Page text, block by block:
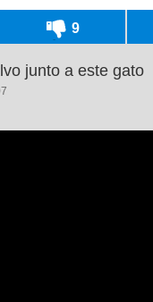
9
junto a este gato